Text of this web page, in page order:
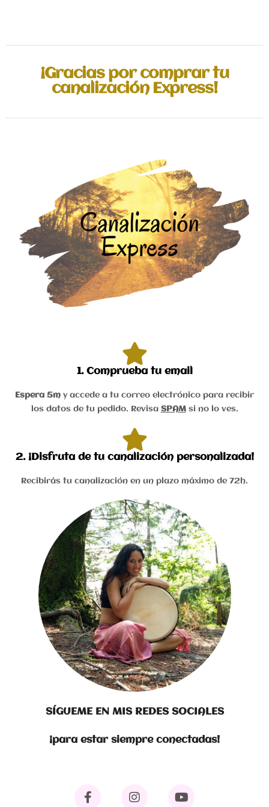
¡Gracias por comprar tu
canalización Express!
1. Comprueba tu email
Espera 5m y accede a tu correo electrónico para recibir
los datos de tu pedido. Revisa SPAMsi no lo ves.
2. ¡Disfruta de tu canalización personalizada!
Recibirás tu canalización en un plazo máximo de 72h.
SÍGUEME EN MIS REDES SOCIALES
¡para estar siempre conectadas!